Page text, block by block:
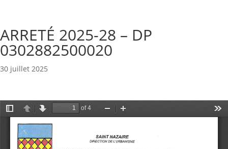
ARRETÉ 2025-28 – DP
0302882500020
30 juillet 2025